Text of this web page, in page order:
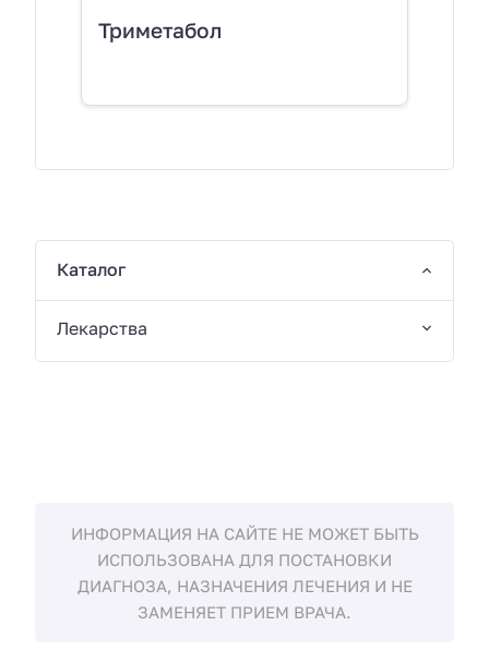
Триметабол
Каталог
Лекарства
ИНФОРМАЦИЯ НА САЙТЕ НЕ МОЖЕТ БЫТЬ
ИСПОЛЬЗОВАНА ДЛЯ ПОСТАНОВКИ
ДИАГНОЗА, НАЗНАЧЕНИЯ ЛЕЧЕНИЯ И НЕ
ЗАМЕНЯЕТ ПРИЕМ ВРАЧА.